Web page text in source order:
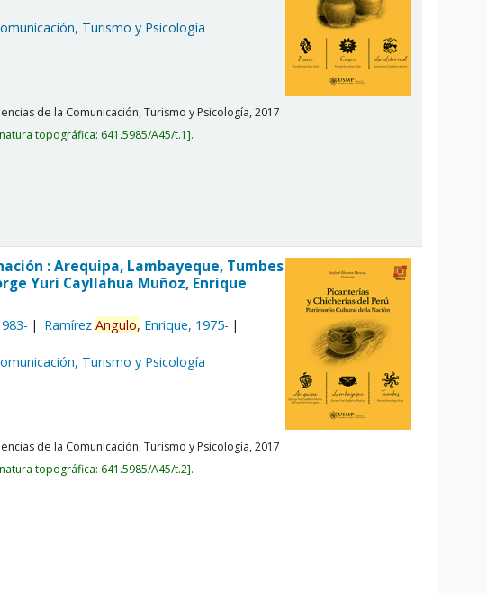
Turismo y Psicología
de la Comunicación, Turismo y Psicología,2017
topográfica: 641.5985/A45/t.1 .
: Arequipa, Lambayeque, Tumbes
Yuri Cayllahua Muñoz, Enrique
RamírezAngulo, Enrique, 1975-
Turismo y Psicología
de la Comunicación, Turismo y Psicología,2017
topográfica: 641.5985/A45/t.2 .